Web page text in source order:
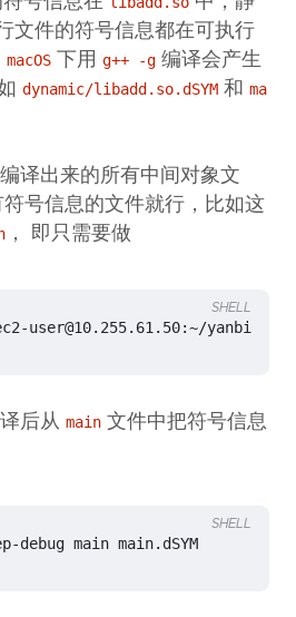
文件的符号信息都在可执行
macOS 下用 g++ -g 编译会产生
dynamic/libadd.so.dSYM 和 ma
编译出来的所有中间对象文
号信息的文件就行，比如这
， 即只需要做
SHELL
后从 main 文件中把符号信息
SHELL